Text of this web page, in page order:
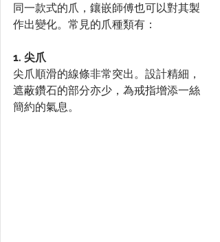
同一款式的爪，鑲嵌師傅也可以對其製
作出變化。常見的爪種類有：
1. 尖爪
尖爪順滑的線條非常突出。設計精細，
遮蔽鑽石的部分亦少，為戒指增添一絲
簡約的氣息。